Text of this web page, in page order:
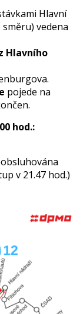
Hlavní
vedena
Hlavního
pojede na
hod.:
v 21.47 hod.)